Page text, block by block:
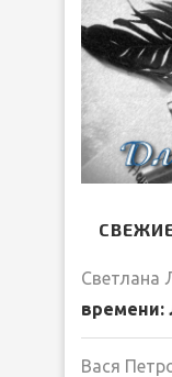
Светлана
времени:
Вася